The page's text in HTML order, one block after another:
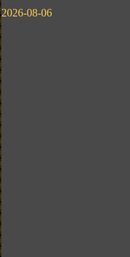
2026-08-06